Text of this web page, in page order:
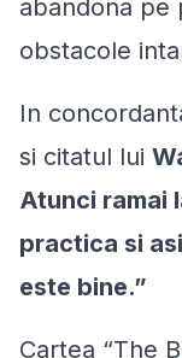
abandona pe
obstacole
In
si citatul lui
Atunci ramai
practica si
este bine.”
Cartea “The